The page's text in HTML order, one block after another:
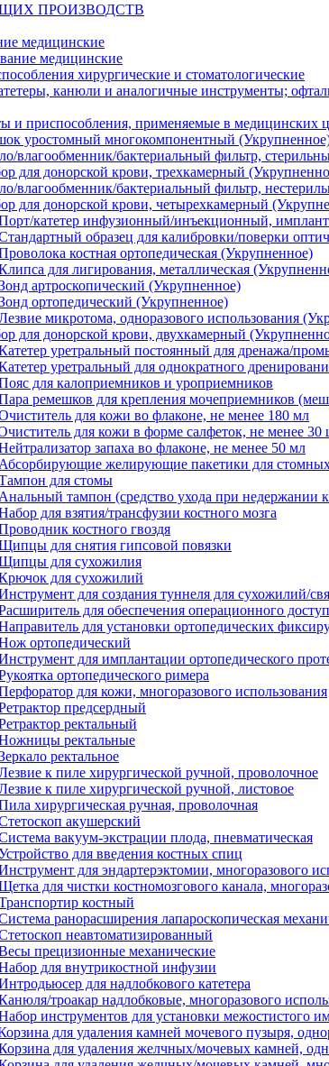
ПРОИЗВОДСТВ
медицинские
медицинские
хирургические и стоматологические
канюли и аналогичные инструменты;
и приспособления, применяемые в медицинских
уростомный многокомпонентный
влагообменник/бактериальный фильтр,
для донорской крови, трехкамерный
влагообменник/бактериальный фильтр,
для донорской крови, четырехкамерный
катетер инфузионный/инъекционный,
образец для калибровки/поверки
костная ортопедическая (Укрупненное)
для лигирования, металлическая
артроскопический (Укрупненное)
ортопедический (Укрупненное)
микротома, одноразового использования
для донорской крови, двухкамерный
уретральный постоянный для дренажа/
уретральный для однократного
для калоприемников и уроприемников
ремешков для крепления мочеприемников
для кожи во флаконе, не менее 180 мл
для кожи в форме салфеток, не менее 30
запаха во флаконе, не менее 50 мл
Абсорбирующие желирующие пакетики для
для стомы
Анальный тампон (средство ухода при недержании
для взятия/трансфузии костного мозга
костного гвоздя
для снятия гипсовой повязки
для сухожилия
для сухожилий
для создания туннеля для сухожилий/
для обеспечения операционного
для установки ортопедических
ортопедический
для имплантации ортопедического
ортопедического римера
для кожи, многоразового использования
предсердный
ректальный
ректальные
ректальное
к пиле хирургической ручной, проволочное
к пиле хирургической ручной, листовое
хирургическая ручная, проволочная
акушерский
вакуум-экстрации плода, пневматическая
для введения костных спиц
для эндартерэктомии, многоразового
для чистки костномозгового канала,
костный
ранорасширения лапароскопическая
неавтоматизированный
прецизионные механические
для внутрикостной инфузии
для надлобкового катетера
троакар надлобковые, многоразового
инструментов для установки межостистого
для удаления камней мочевого пузыря,
для удаления желчных/мочевых камней,